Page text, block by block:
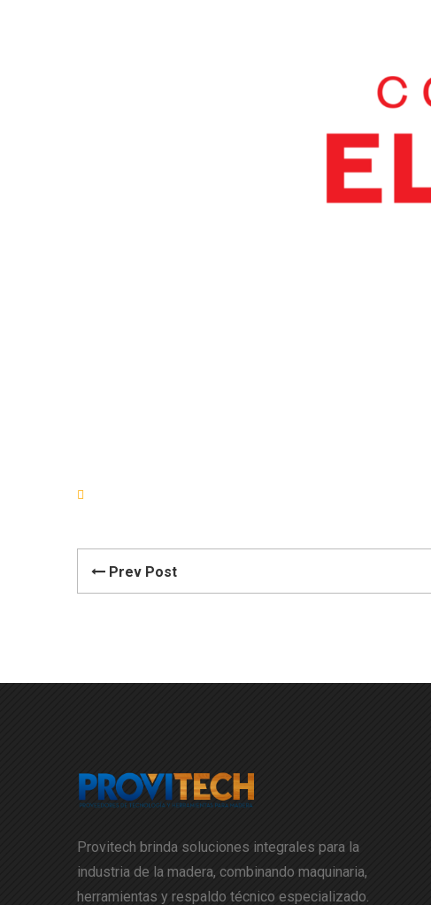
Prev Post
Provitech brinda soluciones integrales para la
industria de la madera, combinando maquinaria,
herramientas y respaldo técnico especializado.